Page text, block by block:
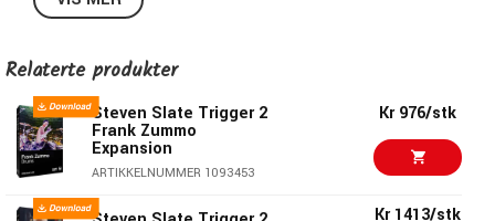
for rock og metal du noensinne vil jobbe med.
Relaterte produkter
Steven Slate Trigger 2
Frank Zummo
Expansion
ARTIKKELNUMMER 1093453
Kr 976/stk
Kr 1413/stk